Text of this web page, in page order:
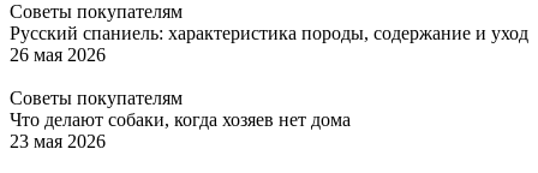
Советы покупателям
Русский спаниель: характеристика породы, содержание и уход
26 мая 2026
Советы покупателям
Что делают собаки, когда хозяев нет дома
23 мая 2026